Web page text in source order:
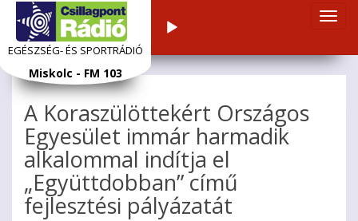
Ugrás
a
tartalomra
EGÉSZSÉG- ÉS SPORTRÁDIÓ
Miskolc - FM 103
Audiolejátszó
A Koraszülöttekért Országos
Egyesület immár harmadik
alkalommal indítja el
„Együttdobban” című
fejlesztési pályázatát